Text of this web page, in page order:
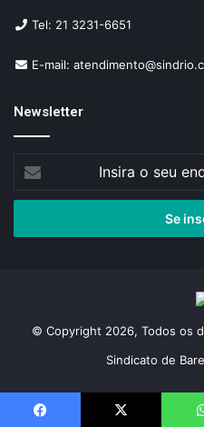
Tel: 21 3231-6651
E-mail:
Newsletter
seu
de
© Copyright 2026, Todos os
Sindicato de